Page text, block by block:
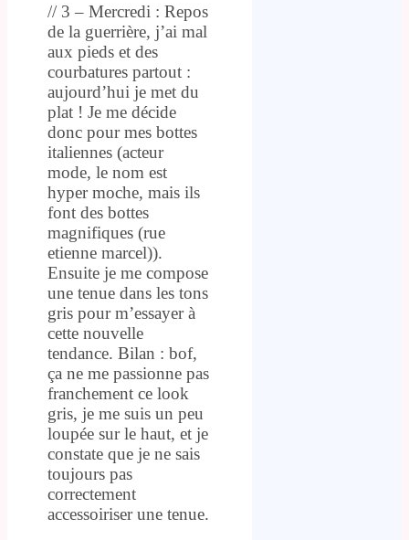
// 3 – Mercredi : Repos
de la guerrière, j’ai mal
aux pieds et des
courbatures partout :
aujourd’hui je met du
plat ! Je me décide
donc pour mes bottes
italiennes (acteur
mode, le nom est
hyper moche, mais ils
font des bottes
magnifiques (rue
etienne marcel)).
Ensuite je me compose
une tenue dans les tons
gris pour m’essayer à
cette nouvelle
tendance. Bilan : bof,
ça ne me passionne pas
franchement ce look
gris, je me suis un peu
loupée sur le haut, et je
constate que je ne sais
toujours pas
correctement
accessoiriser une tenue.